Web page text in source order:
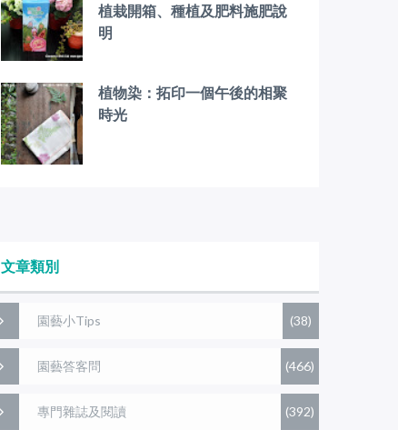
植栽開箱、種植及肥料施肥說
明
植物染：拓印一個午後的相聚
時光
文章類別
園藝小Tips (38)
園藝答客問 (466)
專門雜誌及閱讀 (392)